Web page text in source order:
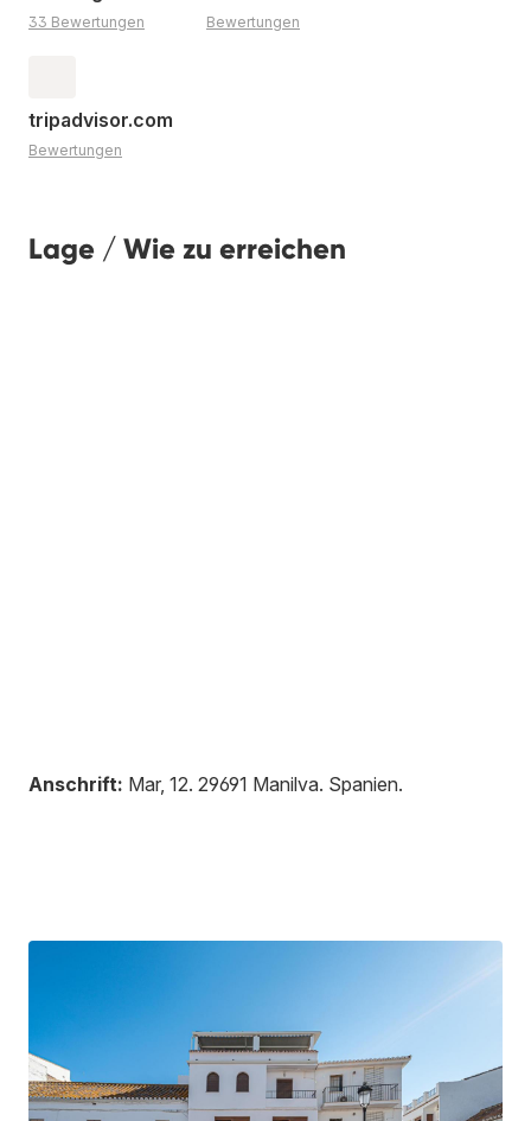
33 Bewertungen Bewertungen
tripadvisor.com
Bewertungen
Lage / Wie zu erreichen
Anschrift: Mar, 12. 29691 Manilva. Spanien.